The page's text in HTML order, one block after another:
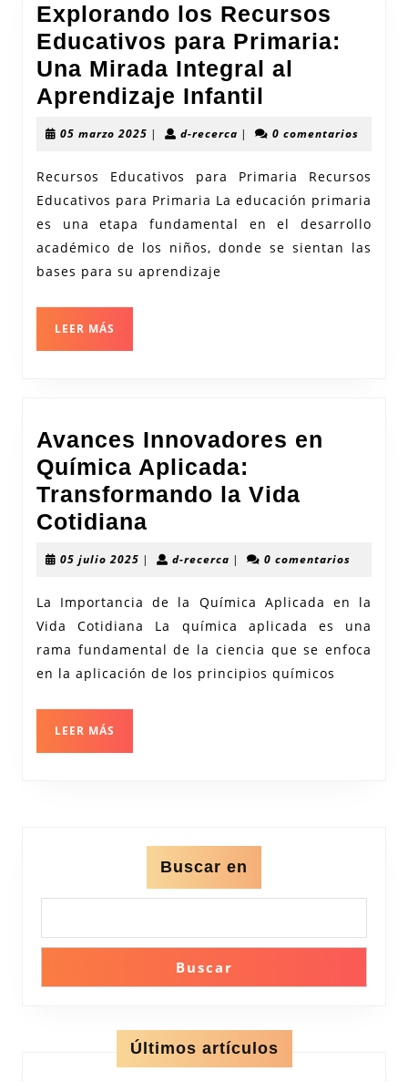
Explorando los Recursos
Educativos para Primaria:
Una Mirada Integral al
Aprendizaje Infantil
Educativos
para
Primaria:
Una
05 marzo 2025 05| d-recercad-| 0 comentarios
Recursos Educativos para Primaria Recursos
Educativos para Primaria La educación primaria
es una etapa fundamental en el desarrollo
académico de los niños, donde se sientan las
bases para su aprendizaje
LEER MÁS
Avances Innovadores en
Química Aplicada:
Transformando la Vida
Cotidiana
Innovadores
Química
Aplicada:
Transformando
la
05 julio 2025 05| d-recercad-| 0 comentarios
La Importancia de la Química Aplicada en la
Vida Cotidiana La química aplicada es una
rama fundamental de la ciencia que se enfoca
en la aplicación de los principios químicos
LEER MÁS
Buscar en
Buscar
Últimos artículos